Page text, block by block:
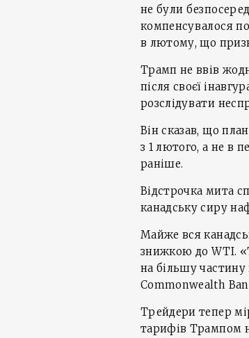
не були
компенсувалося
в лютому, що
Трамп не ввів
після своєї
розслідувати
Він сказав, що
з 1 лютого, а не в
раніше.
Відстрочка мита
канадську сиру
Майже вся
знижкою до WTI.
на більшу частину
Commonwealth
Трейдери тепер
тарифів Трампом